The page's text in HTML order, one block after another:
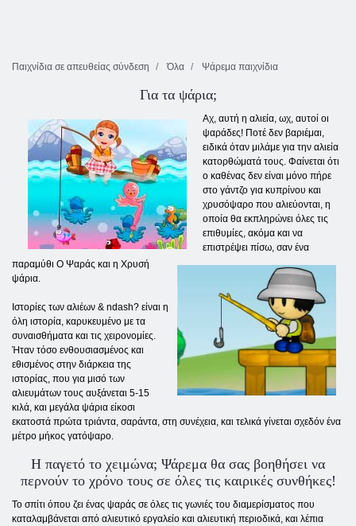
Παιχνίδια σε απευθείας σύνδεση Όλα Ψάρεμα παιχνίδια
Για τα ψάρια;
Αχ, αυτή η αλιεία, ωχ, αυτοί οι
ψαράδες! Ποτέ δεν βαριέμαι,
ειδικά όταν μιλάμε για την αλιεία
κατορθώματά τους. Φαίνεται ότι
ο καθένας δεν είναι μόνο πήρε
στο γάντζο για κυπρίνου και
χρυσόψαρο που αλιεύονται, η
οποία θα εκπληρώνει όλες τις
επιθυμίες, ακόμα και να
επιστρέψει πίσω, σαν ένα
παραμύθι Ο Ψαράς και η Χρυσή
ψάρια.
Ιστορίες των αλιέων & ndash? είναι η
όλη ιστορία, καρυκευμένο με τα
συναισθήματα και τις χειρονομίες.
Ήταν τόσο ενθουσιασμένος και
εθισμένος στην διάρκεια της
ιστορίας, που για μισό των
αλιευμάτων τους αυξάνεται 5-15
κιλά, και μεγάλα ψάρια είκοσι
εκατοστά πρώτα τριάντα, σαράντα, στη συνέχεια, και τελικά γίνεται σχεδόν ένα
μέτρο μήκος γατόψαρο.
Η παγετό το χειμώνα; Ψάρεμα θα σας βοηθήσει να
περνούν το χρόνο τους σε όλες τις καιρικές συνθήκες!
Το σπίτι όπου ζει ένας ψαράς σε όλες τις γωνιές του διαμερίσματος που
καταλαμβάνεται από αλιευτικό εργαλείο και αλιευτική περιοδικά, και λέπια